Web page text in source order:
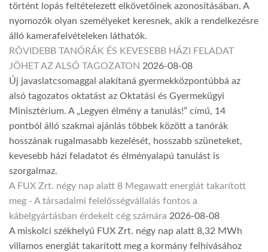
történt lopás feltételezett elkövetőinek azonosításában. A
nyomozók olyan személyeket keresnek, akik a rendelkezésre
álló kamerafelvételeken láthatók.
RÖVIDEBB TANÓRÁK ÉS KEVESEBB HÁZI FELADAT
JÖHET AZ ALSÓ TAGOZATON 2026-08-08
Új javaslatcsomaggal alakítaná gyermekközpontúbbá az
alsó tagozatos oktatást az Oktatási és Gyermekügyi
Minisztérium. A „Legyen élmény a tanulás!” című, 14
pontból álló szakmai ajánlás többek között a tanórák
hosszának rugalmasabb kezelését, hosszabb szüneteket,
kevesebb házi feladatot és élményalapú tanulást is
szorgalmaz.
A FUX Zrt. négy nap alatt 8 Megawatt energiát takarított
meg - A társadalmi felelősségvállalás fontos a
kábelgyártásban érdekelt cég számára 2026-08-08
A miskolci székhelyű FUX Zrt. négy nap alatt 8,32 MWh
villamos energiát takarított meg a kormány felhívásához